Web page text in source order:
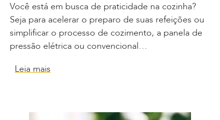
Você está em busca de praticidade na cozinha?
Seja para acelerar o preparo de suas refeições ou
simplificar o processo de cozimento, a panela de
pressão elétrica ou convencional…
Leia mais